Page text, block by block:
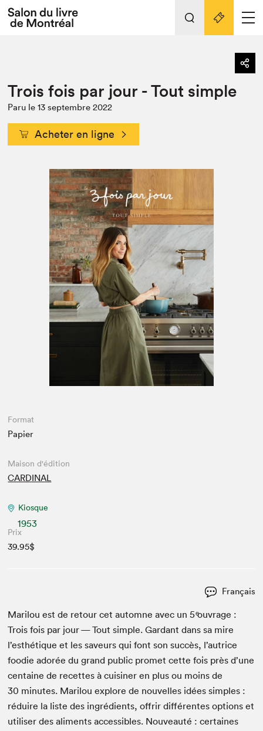
Espace médias
Espace exposant⋅e⋅s
Espace enseignant·e·s
Espace pro
Actualités
Vidéos et Balados
Club de lecture Braindate
Nos activités
Édition 2022
Nous connaître
Projets partenaires 2022
Archives
Liens pratiques
Trois fois par jour - Tout simple
Paru le 13 septembre 2022
Acheter en ligne
Format
Papier
Maison d'édition
CARDINAL
Kiosque
1953
Prix
39.95$
Français
Mar­ilou est de retour cet automne avec un5ͤouvrage :
Trois fois par jour — Tout sim­ple. Gar­dant dans sa mire
l’esthé­tique et les saveurs qui font son suc­cès, l’autrice
food­ie adorée du grand pub­lic promet cette fois près d’une
cen­taine de recettes à cuisin­er en plus ou moins de
30 min­utes. Mar­ilou explore de nou­velles idées sim­ples :
réduire la liste des ingré­di­ents, offrir dif­férentes options et
utilis­er des ali­ments acces­si­bles. Nou­veauté : cer­taines